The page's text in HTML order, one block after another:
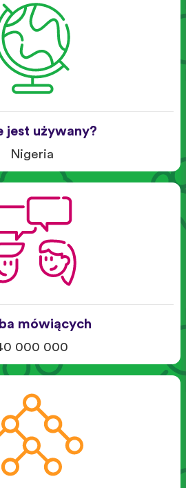
jest używany?
Nigeria
mówiących
000 000